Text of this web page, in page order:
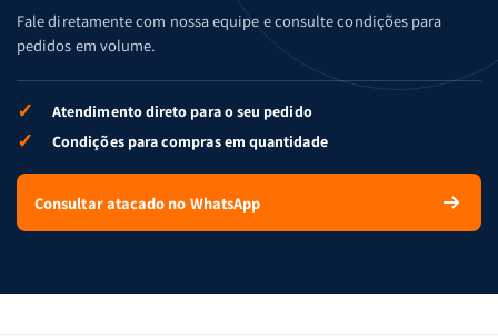
Fale diretamente com nossa equipe e consulte condições para
pedidos em volume.
✓ Atendimento direto para o seu pedido
✓ Condições para compras em quantidade
Consultar atacado no WhatsApp